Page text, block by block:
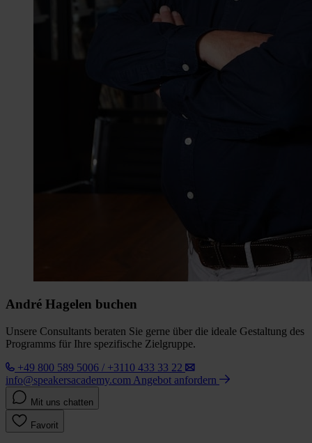
André Hagelen buchen
Unsere Consultants beraten Sie gerne über die ideale Gestaltung des
Programms für Ihre spezifische Zielgruppe.
+49 800 589 5006 / +3110 433 33 22
info@speakersacademy.com Angebot anfordern
Mit uns chatten
Favorit